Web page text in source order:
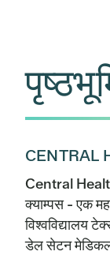
CENTRAL
Central
क्याम्पस - एक
विश्वविद्यालय
डेल सेटन